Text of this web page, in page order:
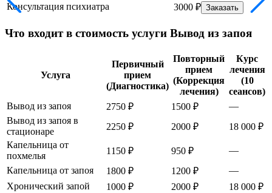
Консультация психиатра 3000 ₽ Заказать
Что входит в стоимость услуги Вывод из запоя
Услуга
Первичный
прием
(Диагностика)
Повторный
прием
(Коррекция
лечения)
Курс
лечения
(10
сеансов)
Вывод из запоя
2750 ₽ 1500 ₽
—
Вывод из запоя в
стационаре
2250 ₽ 2000 ₽
18 000 ₽
Капельница от
похмелья
1150 ₽ 950 ₽
—
Капельница от запоя
1800 ₽ 1200 ₽
—
Хронический запой
1000 ₽ 2000 ₽
18 000 ₽